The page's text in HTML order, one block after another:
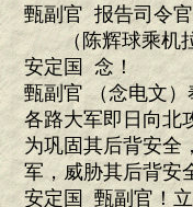
甄副官 报告司令
（陈辉球乘机拉
安定国 念！
甄副官 （念电文
各路大军即日向北
为巩固其后背安全
军，威胁其后背安
安定国 甄副官！